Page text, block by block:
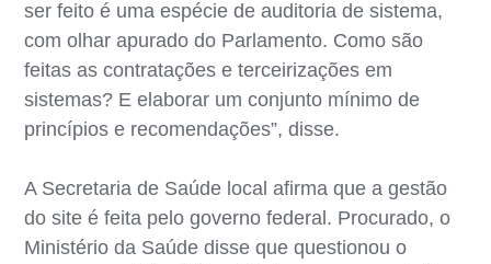
ser feito é uma espécie de auditoria de sistema,
com olhar apurado do Parlamento. Como são
feitas as contratações e terceirizações em
sistemas? E elaborar um conjunto mínimo de
princípios e recomendações”, disse.
A Secretaria de Saúde local afirma que a gestão
do site é feita pelo governo federal. Procurado, o
Ministério da Saúde disse que questionou o